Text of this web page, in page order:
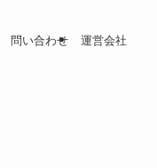
問い合わせ 運営会社